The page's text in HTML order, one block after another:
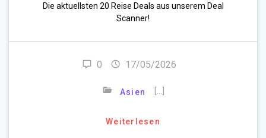
Die aktuellsten 20 Reise Deals aus unserem Deal
Scanner!
0 17/05/2026
Asien […]
Weiterlesen